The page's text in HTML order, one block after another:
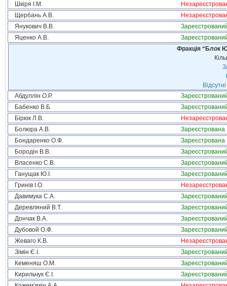
Шкіря І.М.
Щербань А.В.
Янукович В.В.
Яценко А.В.
Фракція “Блок
Абдуллін О.Р.
Бабенко В.Б.
Бірюк Л.В.
Болюра А.В.
Зареєстрована
Бондаренко О.Ф.
Зареєстрована
Бородін В.В.
Власенко С.В.
Ганущак Ю.І.
Гринів І.О.
Давимука С.А.
Деревляний В.Т.
Дончак В.А.
Дубовой О.Ф.
Жеваго К.В.
Зімін Є.І.
Кеменяш О.М.
Кирильчук Є.І.